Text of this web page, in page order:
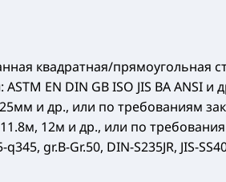
квадратная/прямоугольная
EN DIN GB ISO JIS BA ANSI и
и др., или по требованиям
12м и др., или по
gr.B-Gr.50, DIN-S235JR, JIS-